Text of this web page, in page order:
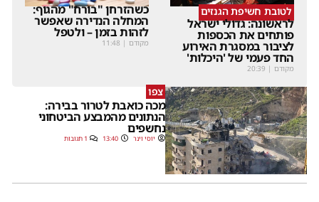
לטובת חשיפת הגנזים
לראשונה: גדולי ישראל
פותחים את הכספות
לציבור במסגרת האירוע
החד פעמי של 'היכלות'
מקודם |
20:39
כשהזרחן "בורח" מהגוף:
המחלה הנדירה שאפשר
לזהות בזמן – ולטפל
מקודם |
11:48
צפו
מכה כואבת לטרור בבירה:
הנתונים מהמבצע הביטחוני
נחשפים
יוסי וינר 13:40 1 תגובות